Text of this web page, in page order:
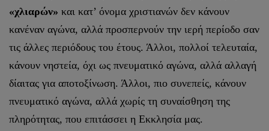
«χλιαρών» και κατ’ όνομα χριστιανών δεν κάνουν
κανέναν αγώνα, αλλά προσπερνούν την ιερή περίοδο σαν
τις άλλες περιόδους του έτους. Άλλοι, πολλοί τελευταία,
κάνουν νηστεία, όχι ως πνευματικό αγώνα, αλλά αλλαγή
δίαιτας για αποτοξίνωση. Άλλοι, πιο συνεπείς, κάνουν
πνευματικό αγώνα, αλλά χωρίς τη συναίσθηση της
πληρότητας, που επιτάσσει η Εκκλησία μας.